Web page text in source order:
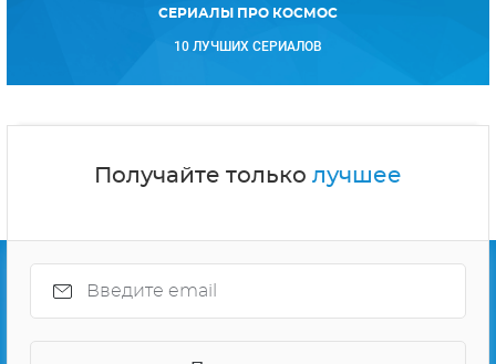
СЕРИАЛЫ ПРО КОСМОС
10 ЛУЧШИХ СЕРИАЛОВ
Получайте только лучшее